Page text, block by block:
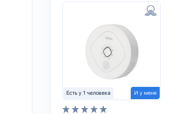
Есть у 1 человека И у меня